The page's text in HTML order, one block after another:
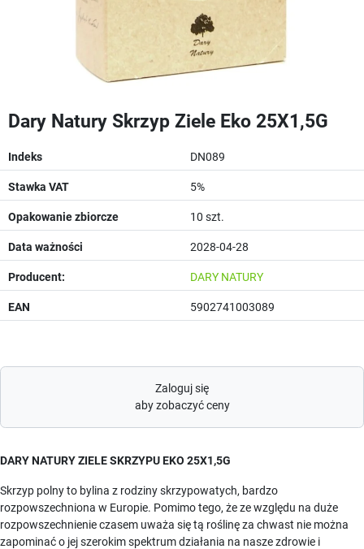
Dary Natury Skrzyp Ziele Eko 25X1,5G
Indeks DN089
Stawka VAT 5%
Opakowanie zbiorcze 10 szt.
Data ważności 2028-04-28
Producent: DARY NATURY
EAN 5902741003089
Zaloguj się
aby zobaczyć ceny
DARY NATURY ZIELE SKRZYPU EKO 25X1,5G
Skrzyp polny to bylina z rodziny skrzypowatych, bardzo
rozpowszechniona w Europie. Pomimo tego, że ze względu na duże
rozpowszechnienie czasem uważa się tą roślinę za chwast nie można
zapominać o jej szerokim spektrum działania na nasze zdrowie i